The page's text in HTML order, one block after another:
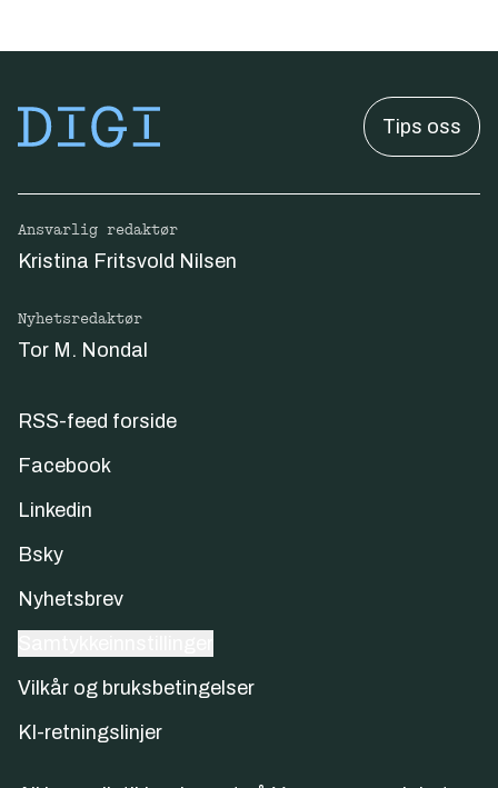
Tips oss
Ansvarlig redaktør
Kristina Fritsvold Nilsen
Nyhetsredaktør
Tor M. Nondal
RSS-feed forside
Facebook
Linkedin
Bsky
Nyhetsbrev
Vilkår og bruksbetingelser
KI-retningslinjer